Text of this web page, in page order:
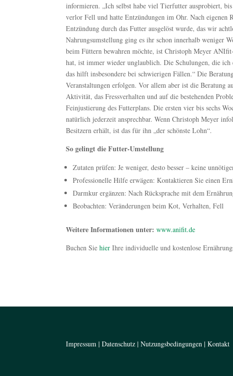
informieren. „Ich selbst habe viel Tierfutter ausprobiert,
verlor Fell und hatte Entzündungen im Ohr. Nach eigenen
Entzündung durch das Futter ausgelöst wurde, das wir
Nahrungsumstellung ging es ihr schon innerhalb weniger
beim Füttern bewahren möchte, ist Christoph Meyer
hat, ist immer wieder unglaublich. Die Schulungen, die
das hilft insbesondere bei schwierigen Fällen.“ Die
Veranstaltungen erfolgen. Vor allem aber ist die Beratung
Aktivität, das Fressverhalten und auf die bestehenden
Feinjustierung des Futterplans. Die ersten vier bis sechs
natürlich jederzeit ansprechbar. Wenn Christoph Meyer
Besitzern erhält, ist das für ihn „der schönste Lohn“.
So gelingt die Futter-Umstellung
Zutaten prüfen: Je weniger, desto besser – keine
Professionelle Hilfe erwägen: Kontaktieren Sie einen
Darmkur ergänzen: Nach Rücksprache mit dem
Beobachten: Veränderungen beim Kot, Verhalten, Fell
Weitere Informationen unter:www.anifit.de
Buchen Siehier Ihre individuelle und kostenlose
Impressum |Datenschutz |Nutzungsbedingungen |Kontakt